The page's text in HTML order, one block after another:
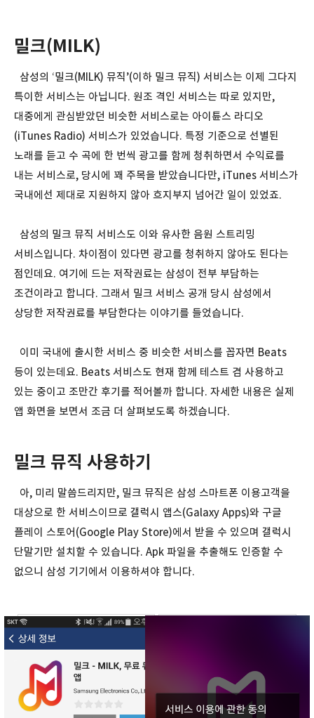
밀크(MILK)
삼성의 ‘밀크(MILK) 뮤직’(이하 밀크 뮤직) 서비스는 이제 그다지
특이한 서비스는 아닙니다. 원조 격인 서비스는 따로 있지만,
대중에게 관심받았던 비슷한 서비스로는 아이튠스 라디오
(iTunes Radio) 서비스가 있었습니다. 특정 기준으로 선별된
노래를 듣고 수 곡에 한 번씩 광고를 함께 청취하면서 수익료를
내는 서비스로, 당시에 꽤 주목을 받았습니다만, iTunes 서비스가
국내에선 제대로 지원하지 않아 흐지부지 넘어간 일이 있었죠.
삼성의 밀크 뮤직 서비스도 이와 유사한 음원 스트리밍
서비스입니다. 차이점이 있다면 광고를 청취하지 않아도 된다는
점인데요. 여기에 드는 저작권료는 삼성이 전부 부담하는
조건이라고 합니다. 그래서 밀크 서비스 공개 당시 삼성에서
상당한 저작권료를 부담한다는 이야기를 들었습니다.
이미 국내에 출시한 서비스 중 비슷한 서비스를 꼽자면 Beats
등이 있는데요. Beats 서비스도 현재 함께 테스트 겸 사용하고
있는 중이고 조만간 후기를 적어볼까 합니다. 자세한 내용은 실제
앱 화면을 보면서 조금 더 살펴보도록 하겠습니다.
밀크 뮤직 사용하기
아, 미리 말씀드리지만, 밀크 뮤직은 삼성 스마트폰 이용고객을
대상으로 한 서비스이므로 갤럭시 앱스(Galaxy Apps)와 구글
플레이 스토어(Google Play Store)에서 받을 수 있으며 갤럭시
단말기만 설치할 수 있습니다. Apk 파일을 추출해도 인증할 수
없으니 삼성 기기에서 이용하셔야 합니다.